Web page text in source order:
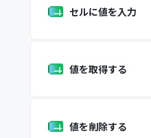
セルに値を入力
値を取得する
値を削除する